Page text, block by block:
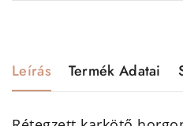
Leírás Termék Adatai